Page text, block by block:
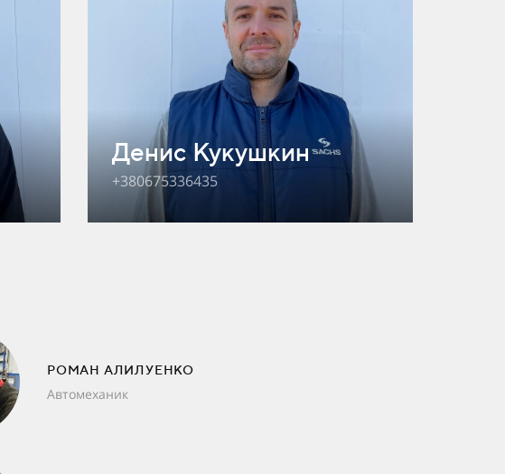
Денис Кукушкин
+380675336435
РОМАН АЛИЛУЕНКО
Автомеханик